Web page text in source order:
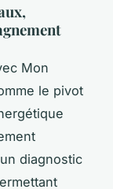
Mon
le pivot
diagnostic